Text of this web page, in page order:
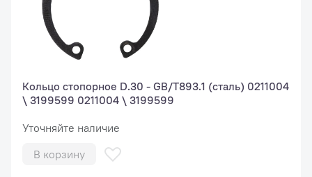
Кольцо стопорное D.30 - GB/T893.1 (сталь) 0211004
\ 3199599 0211004 \ 3199599
Уточняйте наличие
В корзину